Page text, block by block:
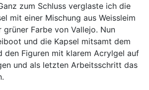
zum Schluss verglaste ich die
mit einer Mischung aus Weissleim
grüner Farbe von Vallejo. Nun
und die Kapsel mitsamt dem
den Figuren mit klarem Acrylgel auf
und als letzten Arbeitsschritt das